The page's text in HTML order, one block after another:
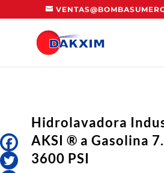
Hidrolavadora
AKSI ® a Gasolina
3600 PSI